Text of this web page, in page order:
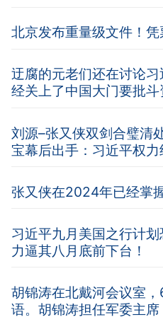
北京发布重量级文件！凭
迂腐的元老们还在讨论
经关上了中国大门要批斗
刘源–张又侠双剑合璧清
宝幕后出手：习近平权力
张又侠在2024年已经掌
习近平九月美国之行计
力逼其八月底前下台！
胡锦涛在北戴河会议室
语。胡锦涛担任军委主